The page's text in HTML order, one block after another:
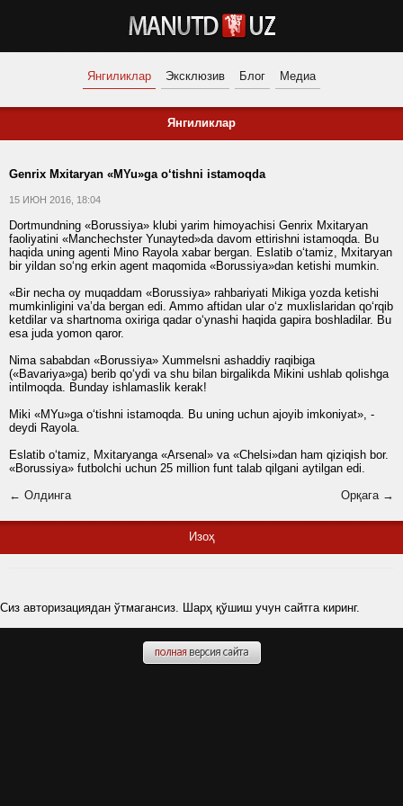
Янгиликлар Эксклюзив Блог Медиа
Янгиликлар
Genrix Mxitaryan «MYu»ga o‘tishni istamoqda
15 ИЮН 2016, 18:04
Dortmundning «Borussiya» klubi yarim himoyachisi Genrix Mxitaryan
faoliyatini «Manchechster Yunayted»da davom ettirishni istamoqda. Bu
haqida uning agenti Mino Rayola xabar bergan. Eslatib o‘tamiz, Mxitaryan
bir yildan so‘ng erkin agent maqomida «Borussiya»dan ketishi mumkin.
«Bir necha oy muqaddam «Borussiya» rahbariyati Mikiga yozda ketishi
mumkinligini va’da bergan edi. Ammo aftidan ular o‘z muxlislaridan qo‘rqib
ketdilar va shartnoma oxiriga qadar o‘ynashi haqida gapira boshladilar. Bu
esa juda yomon qaror.
Nima sababdan «Borussiya» Xummelsni ashaddiy raqibiga
(«Bavariya»ga) berib qo‘ydi va shu bilan birgalikda Mikini ushlab qolishga
intilmoqda. Bunday ishlamaslik kerak!
Miki «MYu»ga o‘tishni istamoqda. Bu uning uchun ajoyib imkoniyat», -
deydi Rayola.
Eslatib o‘tamiz, Mxitaryanga «Arsenal» va «Chelsi»dan ham qiziqish bor.
«Borussiya» futbolchi uchun 25 million funt talab qilgani aytilgan edi.
← Олдинга
Орқага →
Изоҳ
Сиз авторизациядан ўтмагансиз. Шарҳ қўшиш учун сайтга киринг.